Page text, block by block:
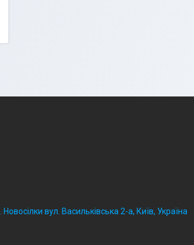
вул. Васильківська 2-а, Київ, Україна